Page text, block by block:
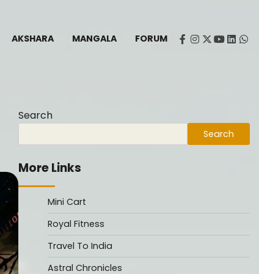
AKSHARA MANGALA FORUM facebook
instagram
twitter
youtube
Search
Search
More Links
Mini Cart
Royal Fitness
Travel To India
Astral Chronicles